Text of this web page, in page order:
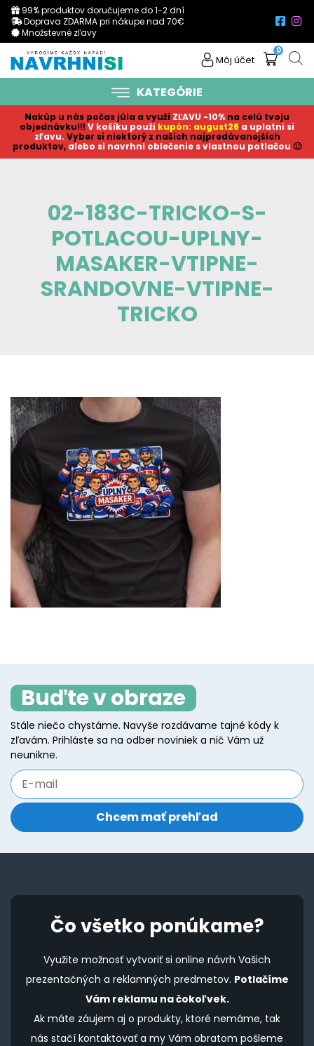
99% produktov doručujeme do 1-2 dní
Doprava ZDARMA pri nákupe nad 70€
Množstevné zľavy
Môj účet
0
KATEGÓRIE
Nakúp u nás počas júla a využi ZĽAVU -10% na celú tvoju
objednávku!!! V košíku použi kupón: august26 a uplatni si
zľavu. Vyber si niektorý z našich najpredávanejších
produktov, alebo si navrhni oblečenie s vlastnou potlačou 🙂
02-183C-TRICKO-S-
POTLACOU-UPLNY-
MASAKER-VTIPNE-
SRANDOVNE-VTIPNE-
TRICKO
Buďte v obraze
Stále niečo chystáme. Navyše rozdávame tajné kódy k
zľavám. Prihláste sa na odber noviniek a nič Vám už
neunikne.
Čo všetko ponúkame?
Využite možnosť vytvoriť si online návrh Vašich
prezentačných a reklamných predmetov. Potlačíme
Vám reklamu na čokoľvek.
Ak máte záujem aj o produkty, ktoré nemáme, tak
nás stačí kontaktovať a my Vám obratom pošleme